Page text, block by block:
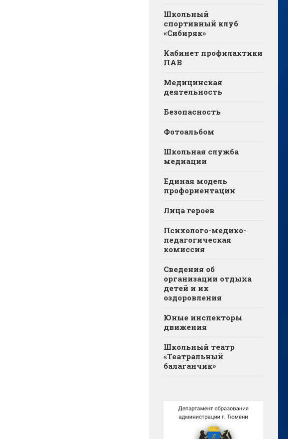
Школьный
спортивный клуб
«Сибиряк»
Кабинет профилактики
ПАВ
Медицинская
деятельность
Безопасность
Фотоальбом
Школьная служба
медиации
Единая модель
профориентации
Лица героев
Психолого-медико-
педагогическая
комиссия
Сведения об
организации отдыха
детей и их
оздоровления
Юные инспекторы
движения
Школьный театр
«Театральный
балаганчик»